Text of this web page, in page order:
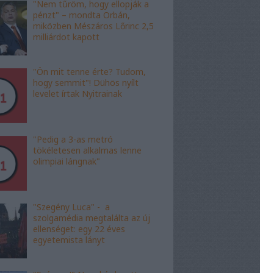
"Nem tűröm, hogy ellopják a
pénzt" – mondta Orbán,
miközben Mészáros Lőrinc 2,5
milliárdot kapott
"Ön mit tenne érte? Tudom,
hogy semmit"! Dühös nyílt
levelet írtak Nyitrainak
"Pedig a 3-as metró
tökéletesen alkalmas lenne
olimpiai lángnak"
"Szegény Luca" - a
szolgamédia megtalálta az új
ellenséget: egy 22 éves
egyetemista lányt